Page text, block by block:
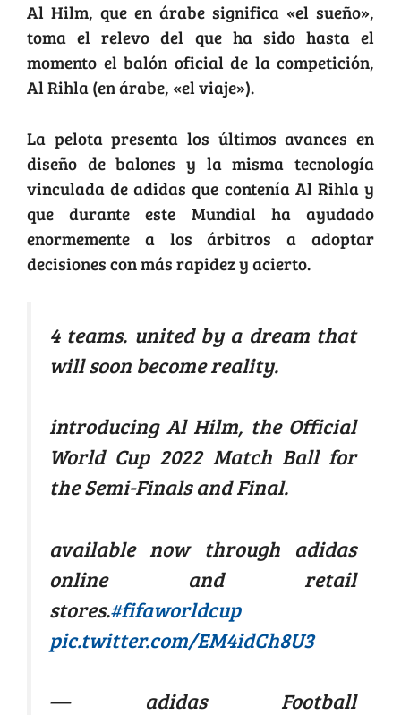
Al Hilm, que en árabe significa «el sueño»,
toma el relevo del que ha sido hasta el
momento el balón oficial de la competición,
Al Rihla (en árabe, «el viaje»).
La pelota presenta los últimos avances en
diseño de balones y la misma tecnología
vinculada de adidas que contenía Al Rihla y
que durante este Mundial ha ayudado
enormemente a los árbitros a adoptar
decisiones con más rapidez y acierto.
4 teams. united by a dream that
will soon become reality.
introducing Al Hilm, the Official
World Cup 2022 Match Ball for
the Semi-Finals and Final.
available now through adidas
online and retail
stores.#fifaworldcup
pic.twitter.com/EM4idCh8U3
— adidas Football